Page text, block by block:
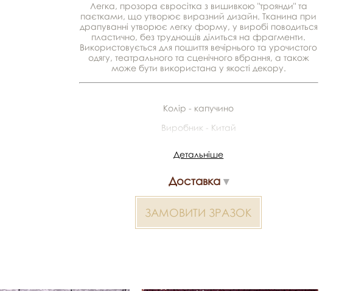
Легка, прозора євросітка з вишивкою "троянди" та
паєтками, що утворює виразний дизайн. Тканина при
драпуванні утворює легку форму, у виробі поводиться
пластично, без труднощів ділиться на фрагменти.
Використовується для пошиття вечірнього та урочистого
одягу, театрального та сценічного вбрання, а також
може бути використана у якості декору.
Колір - капучино
Виробник - Китай
У рулоні - 25 м
Детальніше
Доставка
ЗАМОВИТИ ЗРАЗОК